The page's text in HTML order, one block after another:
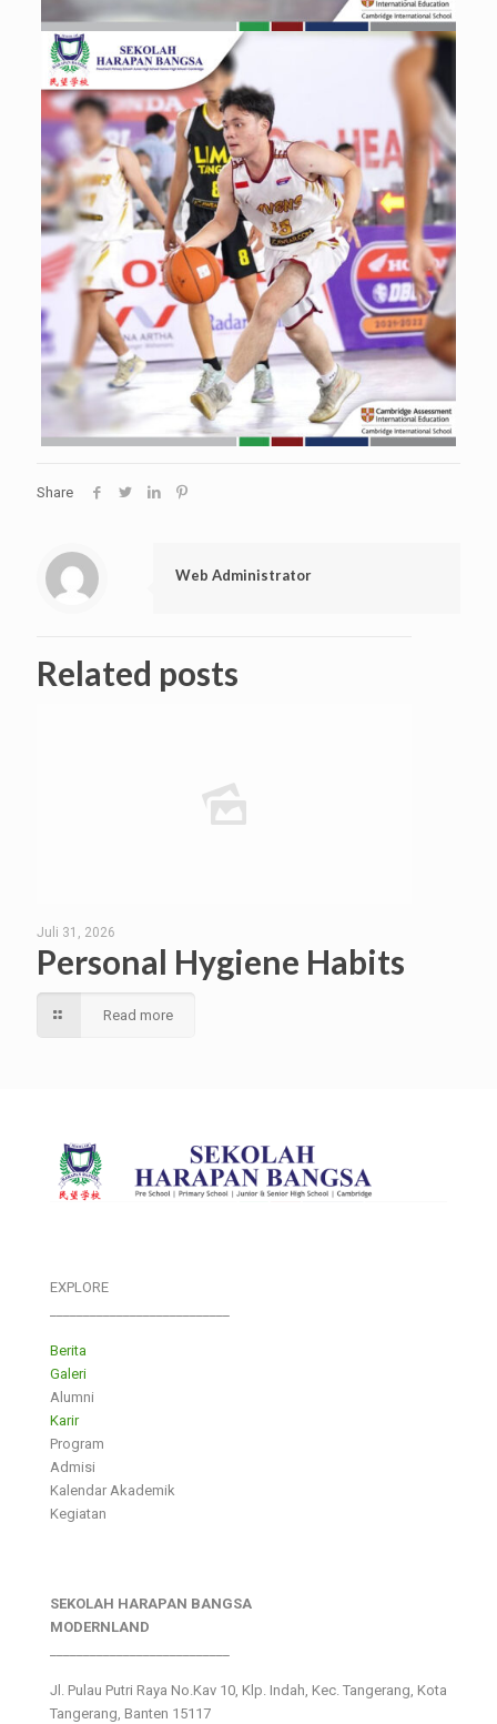
Share
Web Administrator
Related posts
Juli 31, 2026
Personal Hygiene Habits
Read more
EXPLORE
Berita
Galeri
Alumni
Karir
Program
Admisi
Kalendar Akademik
Kegiatan
SEKOLAH HARAPAN BANGSA
MODERNLAND
Jl. Pulau Putri Raya No.Kav 10, Klp. Indah, Kec. Tangerang, Kota
Tangerang, Banten 15117